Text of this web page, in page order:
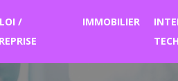
/
IMMOBILIER
TECH